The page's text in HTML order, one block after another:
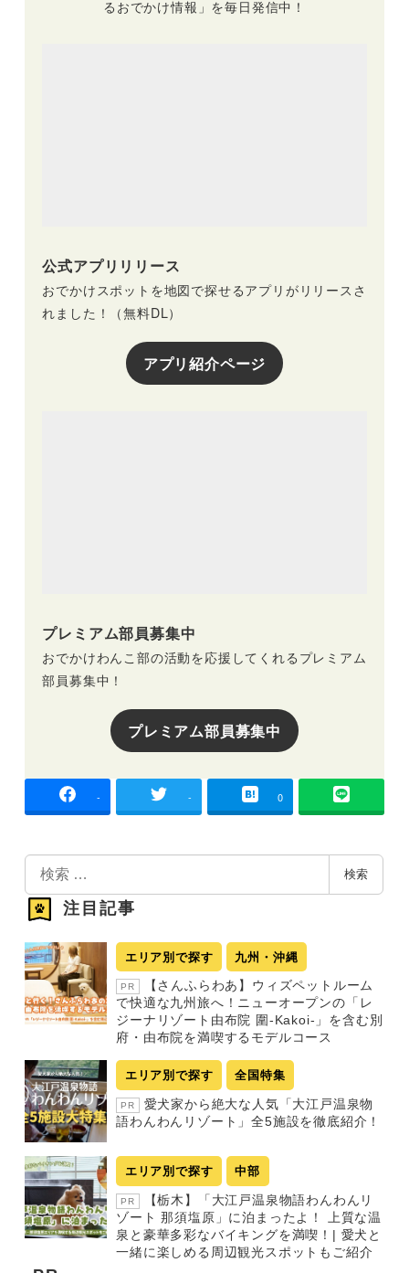
るおでかけ情報」を毎日発信中！
公式アプリリリース
おでかけスポットを地図で探せるアプリがリリースさ
れました！（無料DL）
アプリ紹介ページ
プレミアム部員募集中
おでかけわんこ部の活動を応援してくれるプレミアム
部員募集中！
プレミアム部員募集中
- - 0
検
索
検索
注目記事
エリア別で探す 九州・沖縄
PR
【さんふらわあ】ウィズペットルーム
で快適な九州旅へ！ニューオープンの「レ
ジーナリゾート由布院 圍-Kakoi-」を含む別
府・由布院を満喫するモデルコース
エリア別で探す 全国特集
PR
愛犬家から絶大な人気「大江戸温泉物
語わんわんリゾート」全5施設を徹底紹介！
エリア別で探す 中部
PR
【栃木】「大江戸温泉物語わんわんリ
ゾート 那須塩原」に泊まったよ！ 上質な温
泉と豪華多彩なバイキングを満喫！| 愛犬と
一緒に楽しめる周辺観光スポットもご紹介